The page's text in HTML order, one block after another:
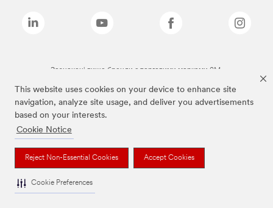
This website uses cookies on your device to enhance site
navigation, analyze site usage, and deliver you advertisements
based on your interests.
Cookie Notice
Reject Non-Essential Cookies Accept Cookies
Cookie Preferences
Зазначені вище бренди є торговими марками 3M.